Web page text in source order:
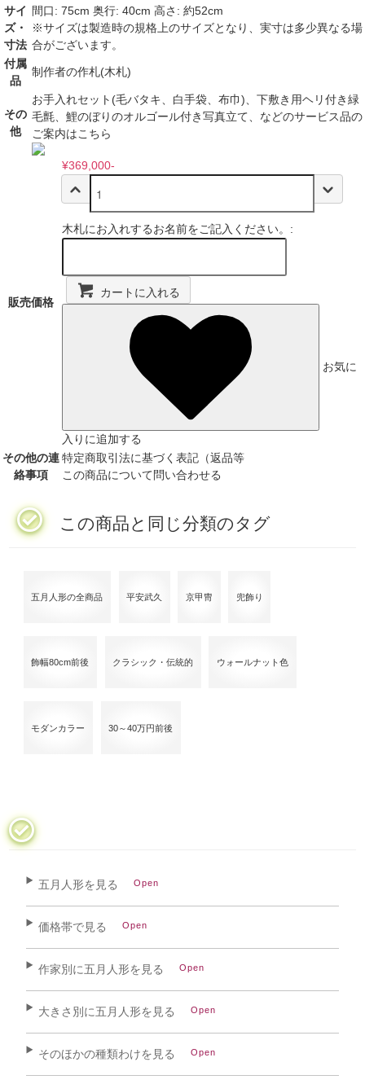
サイ
ズ・
寸法
間口: 75cm 奥行: 40cm 高さ: 約52cm
※サイズは製造時の規格上のサイズとなり、実寸は多少異なる場
合がございます。
付属
品
制作者の作札(木札)
その
他
お手入れセット(毛バタキ、白手袋、布巾)、下敷き用ヘリ付き緑
毛氈、鯉のぼりのオルゴール付き写真立て、などのサービス品の
ご案内はこちら
販売価格
¥369,000-
木札にお入れするお名前をご記入ください。:
カートに入れる
お気に
入りに追加する
その他の連
絡事項
特定商取引法に基づく表記（返品等
この商品について問い合わせる
この商品と同じ分類のタグ
五月人形の全商品 平安武久 京甲冑 兜飾り
飾幅80cm前後 クラシック・伝統的 ウォールナット色
モダンカラー 30～40万円前後
五月人形を見る
価格帯で見る
作家別に五月人形を見る
大きさ別に五月人形を見る
そのほかの種類わけを見る